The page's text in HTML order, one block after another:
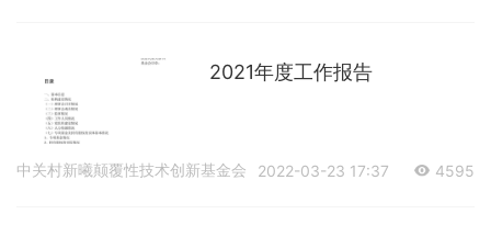
2021年度工作报告
中关村新曦颠覆性技术创新基金会 2022-03-23 17:37 4595